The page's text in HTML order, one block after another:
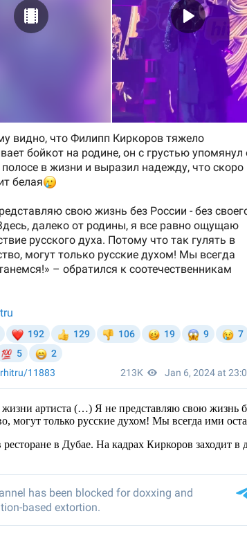
артиста (…) Я не представляю свою жизнь
могут только русские духом! Мы всегда ими
в Дубае. На кадрах Киркоров заходит